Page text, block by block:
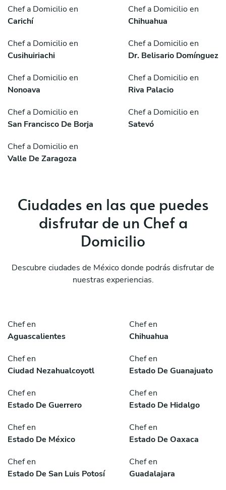
Chef a Domicilio en
Carichí
Chef a Domicilio en
Chihuahua
Chef a Domicilio en
Cusihuiriachi
Chef a Domicilio en
Dr. Belisario Domínguez
Chef a Domicilio en
Nonoava
Chef a Domicilio en
Riva Palacio
Chef a Domicilio en
San Francisco De Borja
Chef a Domicilio en
Satevó
Chef a Domicilio en
Valle De Zaragoza
Ciudades en las que puedes
disfrutar de un Chef a
Domicilio
Descubre ciudades de México donde podrás disfrutar de
nuestras experiencias.
Chef en
Aguascalientes
Chef en
Chihuahua
Chef en
Ciudad Nezahualcoyotl
Chef en
Estado De Guanajuato
Chef en
Estado De Guerrero
Chef en
Estado De Hidalgo
Chef en
Estado De México
Chef en
Estado De Oaxaca
Chef en
Estado De San Luis Potosí
Chef en
Guadalajara